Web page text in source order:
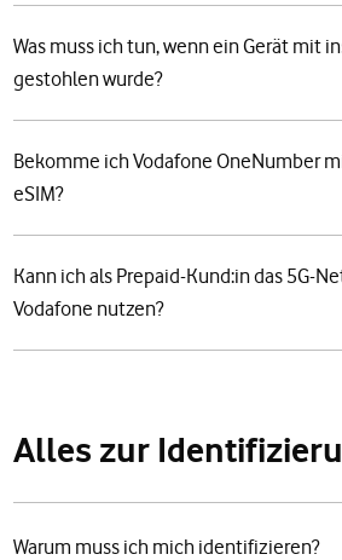
Was muss ich tun, wenn ein Gerät mit
gestohlen wurde?
Bekomme ich Vodafone OneNumber
eSIM?
Kann ich als Prepaid-Kund:in das 5G-
Vodafone nutzen?
Alles zur
Warum muss ich mich identifizieren?